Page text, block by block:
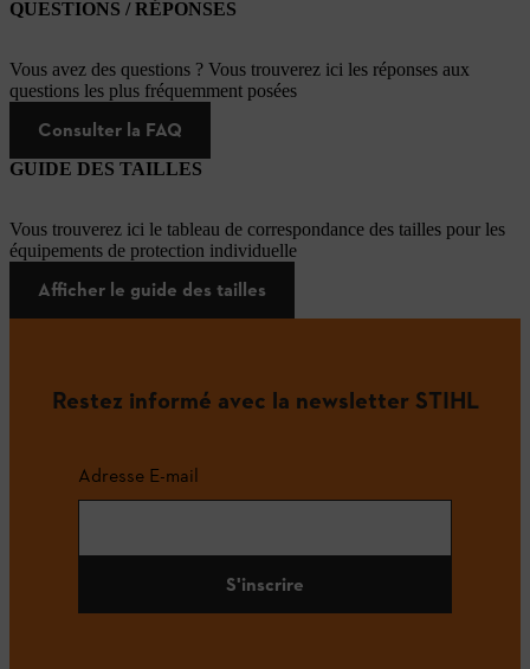
QUESTIONS / RÉPONSES
Vous avez des questions ? Vous trouverez ici les réponses aux
questions les plus fréquemment posées
Consulter la FAQ
GUIDE DES TAILLES
Vous trouverez ici le tableau de correspondance des tailles pour les
équipements de protection individuelle
Afficher le guide des tailles
Restez informé avec la newsletter STIHL
Adresse E-mail
S'inscrire